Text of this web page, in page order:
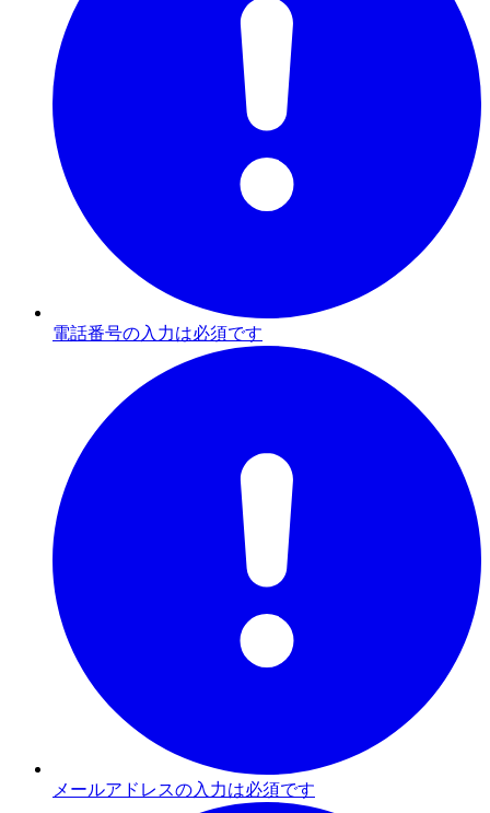
電話番号の入力は必須です
メールアドレスの入力は必須です